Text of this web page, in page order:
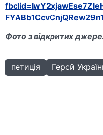
Фото з відкритих
петиція Герой